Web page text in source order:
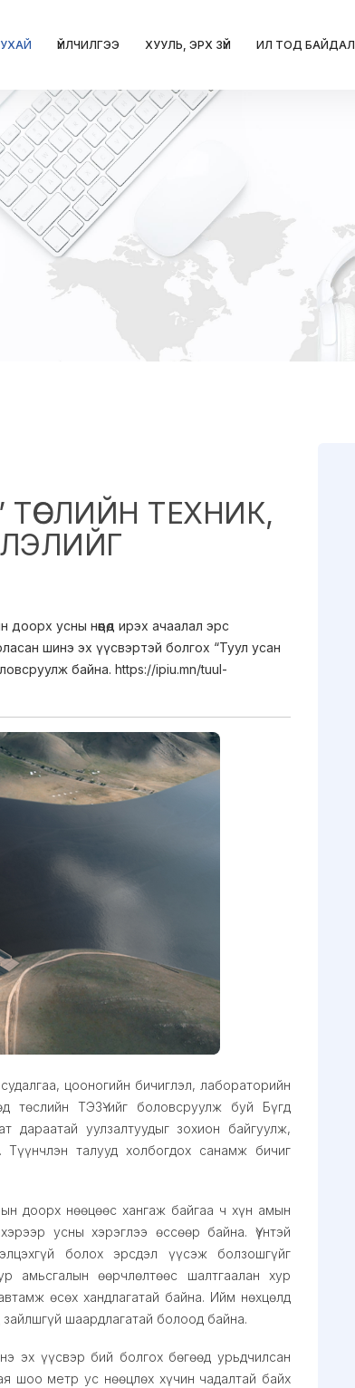
ҮЙЛЧИЛГЭЭ ХУУЛЬ, ЭРХ ЗҮЙ ИЛ ТОД БАЙДАЛ
ТЕХНИК,
усны нөөцөд ирэх ачаалал эрс
шинэ эх үүсвэртэй болгох “Туул усан
байна. https://ipiu.mn/tuul-
цооногийн бичиглэл, лабораторийн
төслийн ТЭЗҮ-ийг боловсруулж буй Бүгд
дараатай уулзалтуудыг зохион байгуулж,
Түүнчлэн талууд холбогдох санамж бичиг
доорх нөөцөөс хангаж байгаа ч хүн амын
усны хэрэглээ өссөөр байна. Үүнтэй
болох эрсдэл үүсэж болзошгүйг
амьсгалын өөрчлөлтөөс шалтгаалан хур
өсөх хандлагатай байна. Ийм нөхцөлд
шаардлагатай болоод байна.
эх үүсвэр бий болгох бөгөөд урьдчилсан
шоо метр ус нөөцлөх хүчин чадалтай байх